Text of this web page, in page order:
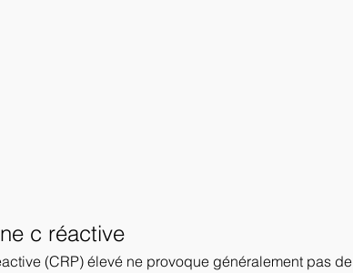
c réactive
(CRP) élevé ne provoque généralement pas de